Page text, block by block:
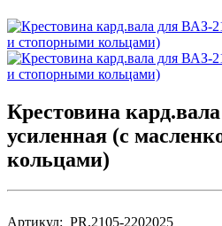
Крестовина
усиленная (с
кольцами)
Артикул: PR.2105-2202025